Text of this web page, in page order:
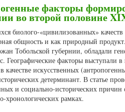
факторы
во второй половине
биолого-«цивилизованных» качеств
общность и как природный
Тобольской губернии, обладали
факторы выступали в
искусственных
детерминант. В статье
и социально-исторических причин
хронологических рамках.